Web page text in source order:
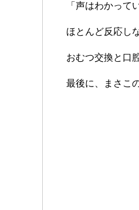
「声はわかって
ほとんど反応し
おむつ交換と口
最後に、まさこ